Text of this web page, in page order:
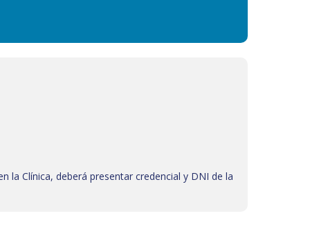
Clínica, deberá presentar credencial y DNI de la